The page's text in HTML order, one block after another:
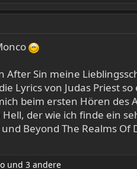
After Sin meine
Lyrics von Judas Priest
beim ersten Hören des
der wie ich finde ein
Beyond The Realms
und 3 andere